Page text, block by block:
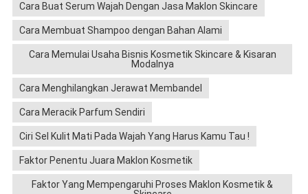
Cara Buat Serum Wajah Dengan Jasa Maklon Skincare
Cara Membuat Shampoo dengan Bahan Alami
Cara Memulai Usaha Bisnis Kosmetik Skincare & Kisaran
Modalnya
Cara Menghilangkan Jerawat Membandel
Cara Meracik Parfum Sendiri
Ciri Sel Kulit Mati Pada Wajah Yang Harus Kamu Tau !
Faktor Penentu Juara Maklon Kosmetik
Faktor Yang Mempengaruhi Proses Maklon Kosmetik &